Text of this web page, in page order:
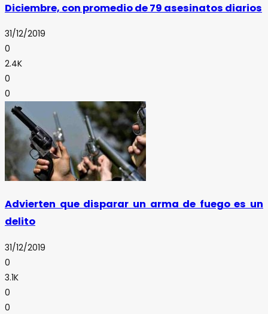
Diciembre, con promedio de 79 asesinatos diarios
31/12/2019
0
2.4K
0
0
Advierten que disparar un arma de fuego es un
delito
31/12/2019
0
3.1K
0
0